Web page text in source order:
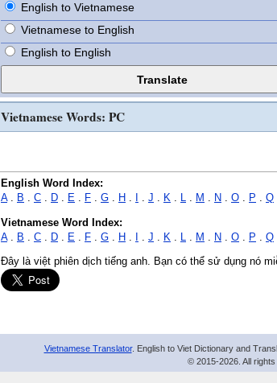
English to Vietnamese
Vietnamese to English
English to English
Vietnamese Words: PC
English Word Index:
A. B . C . D . E . F . G . H . . J . K . L . M . N . O . P . Q
Vietnamese Word Index:
A. B C D E F G H J K M N O P Q
Đây là việt phiên dịch tiếng anh. Bạn có thể sử dụng nó
Vietnamese Translator. English to Viet Dictionary and
© 2015-2026. All rights